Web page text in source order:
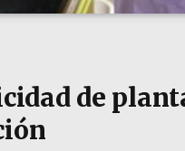
de